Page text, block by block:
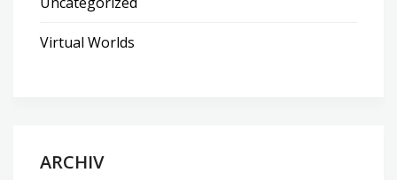
Virtual Worlds
ARCHIV